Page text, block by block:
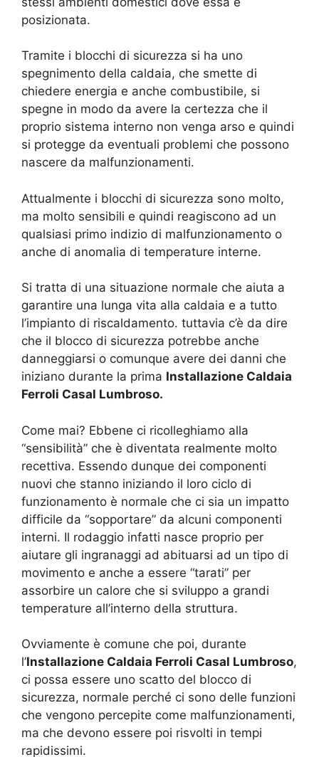
posizionata.
Tramite i blocchi di sicurezza si ha uno
spegnimento della caldaia, che smette di
chiedere energia e anche combustibile, si
spegne in modo da avere la certezza che il
proprio sistema interno non venga arso e quindi
si protegge da eventuali problemi che possono
nascere da malfunzionamenti.
Attualmente i blocchi di sicurezza sono molto,
ma molto sensibili e quindi reagiscono ad un
qualsiasi primo indizio di malfunzionamento o
anche di anomalia di temperature interne.
Si tratta di una situazione normale che aiuta a
garantire una lunga vita alla caldaia e a tutto
l’impianto di riscaldamento. tuttavia c’è da dire
che il blocco di sicurezza potrebbe anche
danneggiarsi o comunque avere dei danni che
iniziano durante la prima Installazione Caldaia
Ferroli Casal Lumbroso.
Come mai? Ebbene ci ricolleghiamo alla
“sensibilità” che è diventata realmente molto
recettiva. Essendo dunque dei componenti
nuovi che stanno iniziando il loro ciclo di
funzionamento è normale che ci sia un impatto
difficile da “sopportare” da alcuni componenti
interni. Il rodaggio infatti nasce proprio per
aiutare gli ingranaggi ad abituarsi ad un tipo di
movimento e anche a essere “tarati” per
assorbire un calore che si sviluppo a grandi
temperature all’interno della struttura.
Ovviamente è comune che poi, durante
l’Installazione Caldaia Ferroli Casal Lumbroso,
ci possa essere uno scatto del blocco di
sicurezza, normale perché ci sono delle funzioni
che vengono percepite come malfunzionamenti,
ma che devono essere poi risvolti in tempi
rapidissimi.